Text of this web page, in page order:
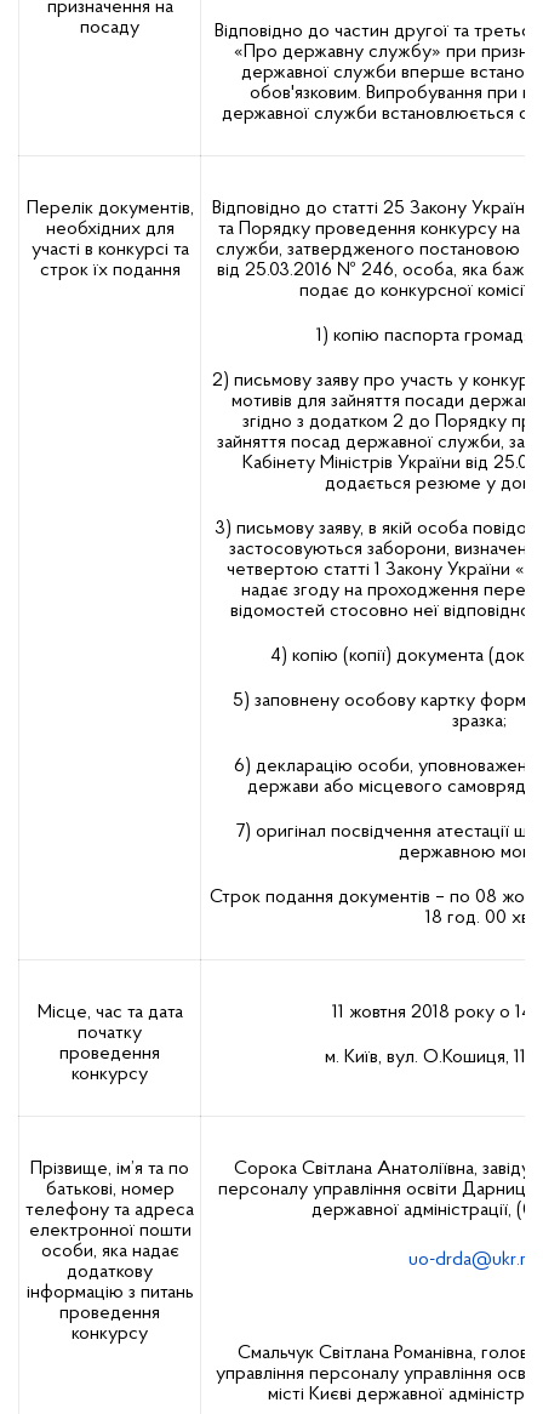
призначення на
посаду
Відповідно до частин другої та
«Про державну службу» при
державної служби вперше
обов'язковим. Випробування при
державної служби встановлюється
Перелік документів,
необхідних для
участі в конкурсі та
строк їх подання
Відповідно до статті 25 Закону
та Порядку проведення конкурсу на
служби, затвердженого постановою
від 25.03.2016 № 246, особа, яка бажає
подає до конкурсної комісії
1) копію паспорта
2) письмову заяву про участь у
мотивів для зайняття посади
згідно з додатком 2 до Порядку
зайняття посад державної служби,
Кабінету Міністрів України від
додається резюме у
3) письмову заяву, в якій особа
застосовуються заборони,
четвертою статті 1 Закону України
надає згоду на проходження
відомостей стосовно неї відповідно
4) копію (копії) документа
5) заповнену особову картку
зразка;
6) декларацію особи,
держави або місцевого
7) оригінал посвідчення атестації
державною
Строк подання документів – по 08
18 год. 00 хв.
Місце, час та дата
початку
проведення
конкурсу
11 жовтня 2018 року о 14
м. Київ, вул. О.Кошиця, 11,
Прізвище, ім’я та по
батькові, номер
телефону та адреса
електронної пошти
особи, яка надає
додаткову
інформацію з питань
проведення
конкурсу
Сорока Світлана Анатоліївна,
персоналу управління освіти
державної адміністрації,
uo-
Смальчук Світлана Романівна,
управління персоналу управління
місті Києві державної